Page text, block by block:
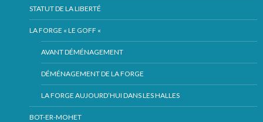
STATUT DE LA LIBERTÉ
LA FORGE « LE GOFF «
AVANT DÉMÉNAGEMENT
DÉMÉNAGEMENT DE LA FORGE
LA FORGE AUJOURD’HUI DANS LES HALLES
BOT-ER-MOHET